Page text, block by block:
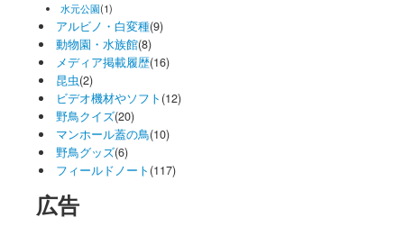
水元公園(1)
アルビノ・白変種(9)
動物園・水族館(8)
メディア掲載履歴(16)
昆虫(2)
ビデオ機材やソフト (12)
野鳥クイズ(20)
マンホール蓋の鳥(10)
野鳥グッズ(6)
フィールドノート (117)
広告